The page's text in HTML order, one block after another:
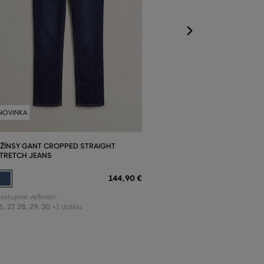
GANT CROPPED STRAIGHT
JEANS
144,90 €
veľkosti:
27, 28 29 30 +1 ďalšia